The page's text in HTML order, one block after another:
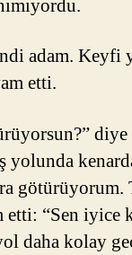
adam.
etti.
diye
götürüyorum.
“Sen iyice
daha kolay